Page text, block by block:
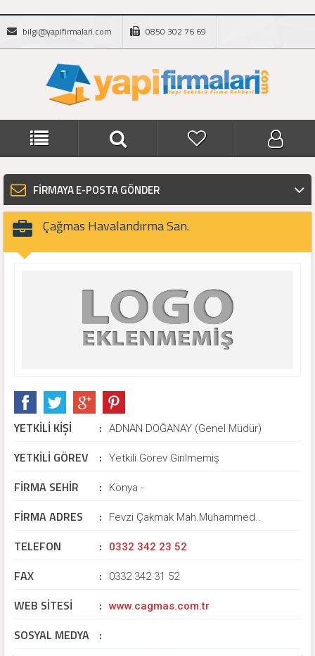
bilgi@yapifirmalari.com 0850 302 76 69
FİRMAYA E-POSTA GÖNDER
Çağmas Havalandırma San.
YETKİLİ KİŞİ : ADNAN DOĞANAY (Genel Müdür)
YETKİLİ GÖREV : Yetkili Görev Girilmemiş
FİRMA SEHİR : Konya -
FİRMA ADRES : Fevzi Çakmak Mah.Muhammed..
TELEFON : 0332 342 23 52
FAX : 0332 342 31 52
WEB SİTESİ : www.cagmas.com.tr
SOSYAL MEDYA :